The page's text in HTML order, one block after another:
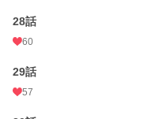
28話
60
29話
57